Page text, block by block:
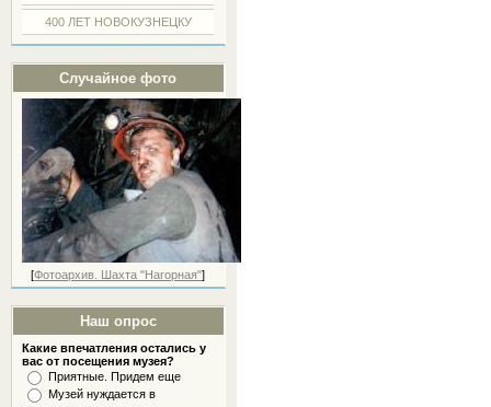
400 ЛЕТ НОВОКУЗНЕЦКУ
Случайное фото
[Фотоархив. Шахта "Нагорная"]
Наш опрос
Какие впечатления остались у
вас от посещения музея?
Приятные. Придем еще
Музей нуждается в